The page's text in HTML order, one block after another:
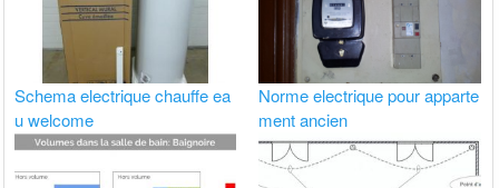
Schema electrique chauffe ea
u welcome
Norme electrique pour apparte
ment ancien